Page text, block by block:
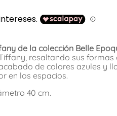
de la colección Belle
resaltando sus formas
de colores azules y
en los espacios.
40 cm.